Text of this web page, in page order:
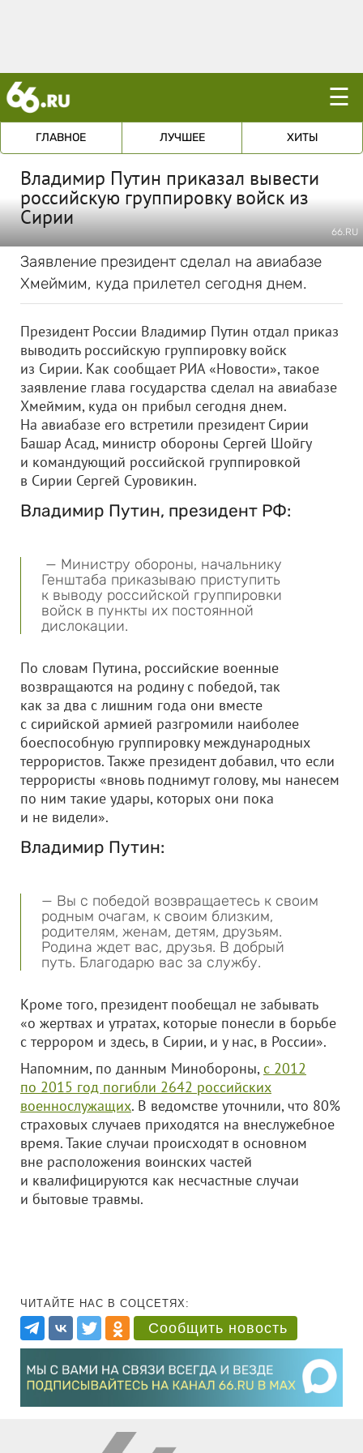
☰
ГЛАВНОЕ ЛУЧШЕЕ ХИТЫ
Владимир Путин приказал вывести
российскую группировку войск из
Сирии
66.RU
Заявление президент сделал на авиабазе
Хмеймим, куда прилетел сегодня днем.
Президент России Владимир Путин отдал приказ
выводить российскую группировку войск
из Сирии. Как сообщает РИА «Новости», такое
заявление глава государства сделал на авиабазе
Хмеймим, куда он прибыл сегодня днем.
На авиабазе его встретили президент Сирии
Башар Асад, министр обороны Сергей Шойгу
и командующий российской группировкой
в Сирии Сергей Суровикин.
Владимир Путин, президент РФ:
— Министру обороны, начальнику
Генштаба приказываю приступить
к выводу российской группировки
войск в пункты их постоянной
дислокации.
По словам Путина, российские военные
возвращаются на родину с победой, так
как за два с лишним года они вместе
с сирийской армией разгромили наиболее
боеспособную группировку международных
террористов. Также президент добавил, что если
террористы «вновь поднимут голову, мы нанесем
по ним такие удары, которых они пока
и не видели».
Владимир Путин:
— Вы с победой возвращаетесь к своим
родным очагам, к своим близким,
родителям, женам, детям, друзьям.
Родина ждет вас, друзья. В добрый
путь. Благодарю вас за службу.
Кроме того, президент пообещал не забывать
«о жертвах и утратах, которые понесли в борьбе
с террором и здесь, в Сирии, и у нас, в России».
Напомним, по данным Минобороны,с 2012
по 2015 год погибли 2642 российских
военнослужащих. В ведомстве уточнили, что 80%
страховых случаев приходятся на внеслужебное
время. Такие случаи происходят в основном
вне расположения воинских частей
и квалифицируются как несчастные случаи
и бытовые травмы.
ЧИТАЙТЕ НАС В СОЦСЕТЯХ:
Сообщить новость